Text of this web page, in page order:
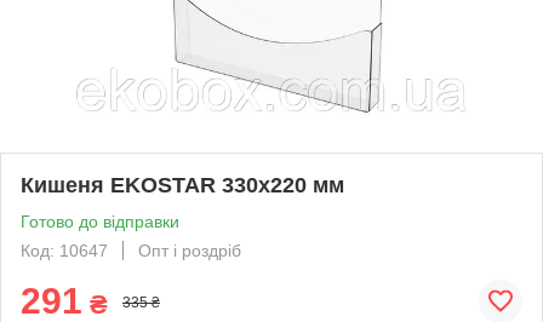
Кишеня EKOSTAR 330х220 мм
Готово до відправки
Код: 10647
Опт і роздріб
291 ₴ 335 ₴